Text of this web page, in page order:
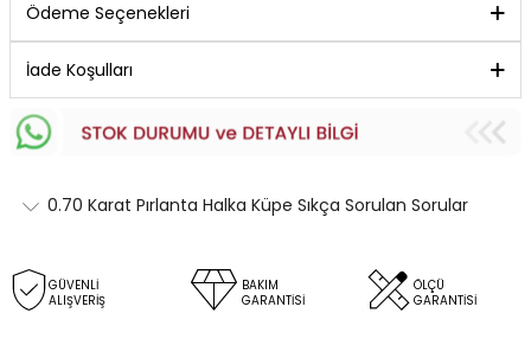
Ödeme Seçenekleri
İade Koşulları
0.70 Karat Pırlanta Halka Küpe Sıkça Sorulan Sorular
GÜVENLİ
ALIŞVERİŞ
BAKIM
GARANTİSİ
ÖLÇÜ
GARANTİSİ